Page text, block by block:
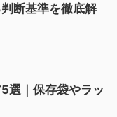
断基準を徹底解
選｜保存袋やラッ